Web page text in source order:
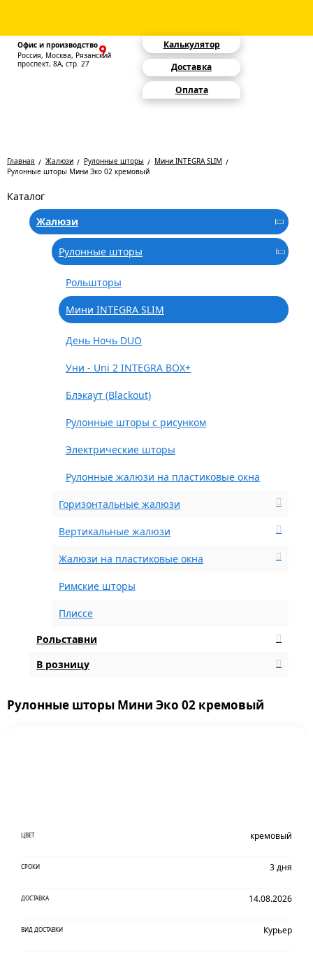
Офис и производство
Россия, Москва, Рязанский
проспект, 8А, стр. 27
Калькулятор
Доставка
Оплата
Главная Жалюзи Рулонные шторы
Мини INTEGRA SLIM
Рулонные шторы Мини Эко 02 кремовый
Каталог
Жалюзи
Рулонные шторы
Рольшторы
Мини INTEGRA SLIM
День Ночь DUO
Уни - Uni 2 INTEGRA BOX+
Блэкаут (Blackout)
Рулонные шторы с рисунком
Электрические шторы
Рулонные жалюзи на пластиковые окна
Горизонтальные жалюзи
Вертикальные жалюзи
Жалюзи на пластиковые окна
Римские шторы
Плиссе
Рольставни
В розницу
Рулонные шторы Мини Эко 02 кремовый
ЦВЕТ кремовый
СРОКИ 3 дня
ДОСТАВКА 14.08.2026
ВИД ДОСТАВКИ Курьер